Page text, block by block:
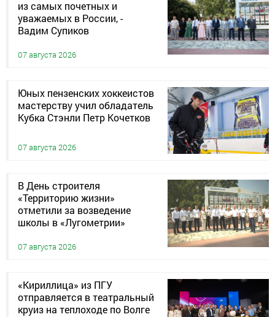
из самых почетных и
уважаемых в России, -
Вадим Супиков
07 августа 2026
Юных пензенских хоккеистов
мастерству учил обладатель
Кубка Стэнли Петр Кочетков
07 августа 2026
В День строителя
«Территорию жизни»
отметили за возведение
школы в «Лугометрии»
07 августа 2026
«Кириллица» из ПГУ
отправляется в театральный
круиз на теплоходе по Волге